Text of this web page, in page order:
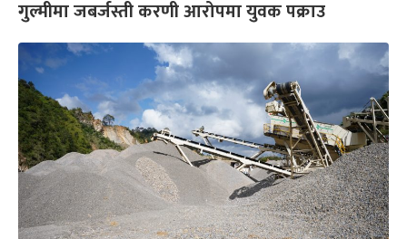
गुल्मीमा जबर्जस्ती करणी आरोपमा युवक पक्राउ